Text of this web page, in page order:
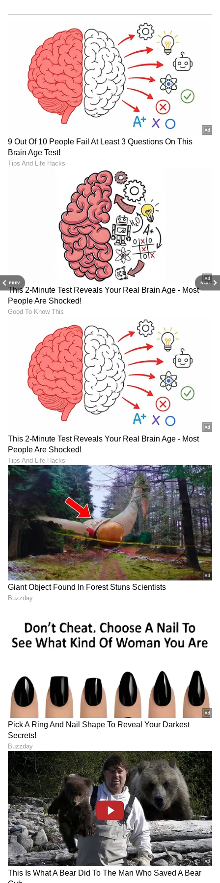
PREV NEXT
LATEST VIDEOS
ABOUT THE AUTHOR
Naveen Kodase
ನವೀನ್ ಕೊಡಸೆ ಏಷ್ಯಾನೆಟ್ ಕನ್ನಡದಲ್ಲಿ ಮುಖ್ಯ ಉಪಸಂಪಾದಕ.
ಕಳೆದ 9 ವರ್ಷಗಳಿಂದಲೂ ಮಾಧ್ಯಮ ಜಗತ್ತಿನಲ್ಲಿದ್ದೇನೆ. ಅಪ್ಪಟ
ಮಲೆನಾಡಿನ ಹುಡುಗ. ಕುವೆಂಪು ವಿವಿಯ ಪತ್ರಿಕೋದ್ಯಮ ಪದವಿ ಇದೆ.
ರಾಜ್‌ ನ್ಯೂಸ್‌ ಮೂಲಕ ಮಾಧ್ಯಮ ಲೋಕಕ್ಕೆ ಕಾಲಿಟ್ಟವನು.
ಡಿಜಿಟಲ್‌ ಮಾಧ್ಯಮ ಲೋಕದಲ್ಲಿ ಪಳಗಿದರೂ, ಕಲಿಯೋದಿದೆ ಅಪಾರ.
ಕ್ರೀಡೆ, ರಾಜಕೀಯ, ಸಾಹಿತ್ಯದಲ್ಲಿದೆ ಆಸಕ್ತಿ. ಕ್ರೀಡಾ ಸುದ್ದಿಯೇ ನನ್ನ
ಜೀವಾಳ.
ಕ್ರಿಕೆಟ್ ಮತ್ತು ಕ್ರೀಡಾ ಜಗತ್ತಿನ (
Sports News in
ಏಷ್ಯಾನೆಟ್ ಸುವರ್ಣ ನ್ಯೂಸ್‌ ಫಾಲೋ ಮಾಡಿ.IPL
Liveಸೇರಿದಂತೆ ಟೀಂ ಇಂಡಿಯಾದ ಬ್ರೇಕಿಂಗ್ ಸುದ್ದಿ
(Cricket News in Kannada), ವಿಶೇಷ ವರದಿಗಳು
ಮತ್ತು ನೇರ ಪ್ರಸಾರಗಳೊಂದಿಗೆ ಸಂಪೂರ್ಣ ಮಾಹಿತಿ
ನಿಮ್ಮ ಒಂದೇ ಕ್ಲಿಕ್‌ನಲ್ಲಿ ಲಭ್ಯ. ಏಷ್ಯಾನೆಟ್ ಸುವರ್ಣ
ನ್ಯೂಸ್ ಅಧಿಕೃತ ಆ್ಯಪ್ ಡೌನ್‌ಲೋಡ್ ಮಾಡಿ ಹಾಗೂ
ಎಲ್ಲಾ ಅಪ್‌ಡೇಟ್ ಗಳನ್ನು ಪಡೆಯಿರಿ.
DOWNLOAD APP
RECOMMENDED STORIES
ಗಿಫ್ಟ್‌ ಕೊಡುವಂತೆ ಮಧ್ಯರಾತ್ರಿ
CMಗೆ ಕ್ವಾಟ್ಲೆ ಕೊಟ್ಟ ಪಂತ್; ಸ್ಟಾರ್‌
ಕ್ರಿಕೆಟರ್‌ ಕೇಳಿದ ಆ ವಿಶೇಷ ವಸ್ತು
ಯಾವುದು?
Rehane: ಗಾವಸ್ಕರ್ Vs
ತೆಂಡೂಲ್ಕರ್; ಯಾರು ಗ್ರೇಟ್?
ಕ್ಷಣಕಾಲ ಮೌನಕ್ಕೆ ಜಾರಿದ ರಹಾನೆ
ಕೊಟ್ಟ 'ಮಾಸ್‌' ಉತ್ತರ ಹೀಗಿತ್ತು!